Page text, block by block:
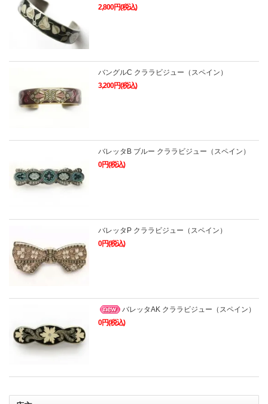
2,800円(税込)
バングルC クララビジュー（スペイン）
3,200円(税込)
バレッタB ブルー クララビジュー（スペイン）
0円(税込)
バレッタP クララビジュー（スペイン）
0円(税込)
バレッタAK クララビジュー（スペイン）
0円(税込)